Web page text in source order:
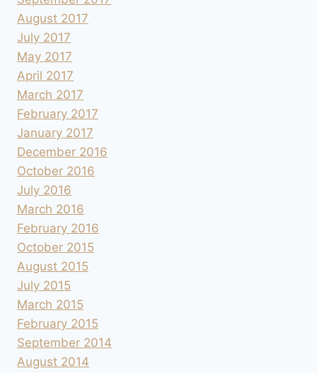
August 2017
July 2017
May 2017
April 2017
March 2017
February 2017
January 2017
December 2016
October 2016
July 2016
March 2016
February 2016
October 2015
August 2015
July 2015
March 2015
February 2015
September 2014
August 2014